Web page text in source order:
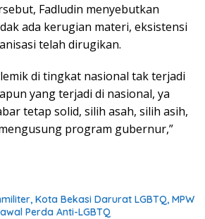
Fadludin menyebutkan
ada kerugian materi, eksistensi
telah dirugikan.
di tingkat nasional tak terjadi
yang terjadi di nasional, ya
tetap solid, silih asah, silih asih,
program gubernur,”
Kota Bekasi Darurat LGBTQ, MPW
Perda Anti-LGBTQ